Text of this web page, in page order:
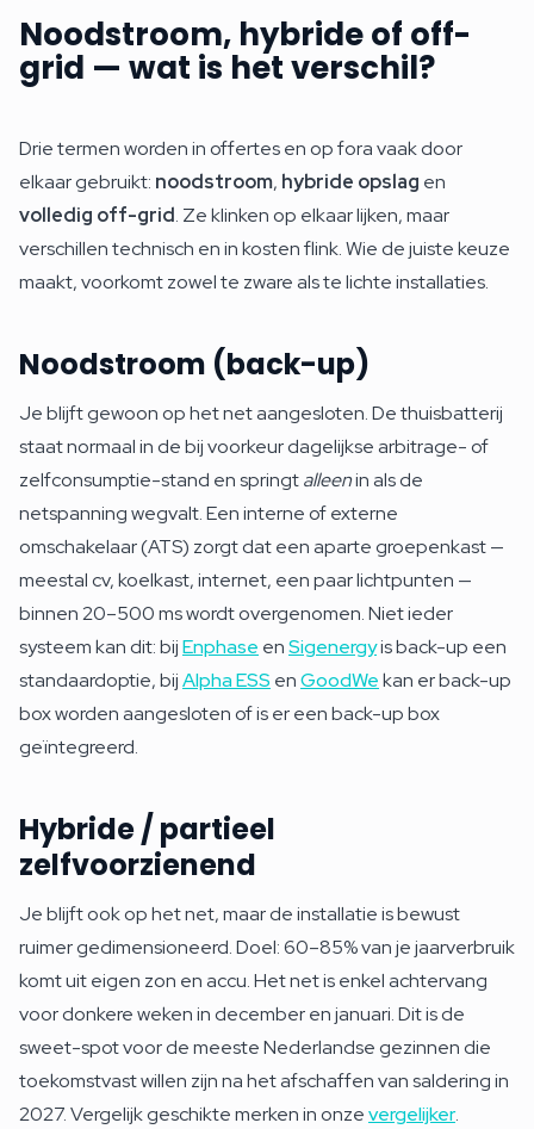
Noodstroom, hybride of off-
grid — wat is het verschil?
Drie termen worden in offertes en op fora vaak door
elkaar gebruikt: noodstroom, hybride opslag en
volledig off-grid. Ze klinken op elkaar lijken, maar
verschillen technisch en in kosten flink. Wie de juiste keuze
maakt, voorkomt zowel te zware als te lichte installaties.
Noodstroom (back-up)
Je blijft gewoon op het net aangesloten. De thuisbatterij
staat normaal in de bij voorkeur dagelijkse arbitrage- of
zelfconsumptie-stand en springtalleenin als de
netspanning wegvalt. Een interne of externe
omschakelaar (ATS) zorgt dat een aparte groepenkast —
meestal cv, koelkast, internet, een paar lichtpunten —
binnen 20–500 ms wordt overgenomen. Niet ieder
systeem kan dit: bijEnphase enSigenergyis back-up een
standaardoptie, bijAlpha ESS enGoodWekan er back-up
box worden aangesloten of is er een back-up box
geïntegreerd.
Hybride / partieel
zelfvoorzienend
Je blijft ook op het net, maar de installatie is bewust
ruimer gedimensioneerd. Doel: 60–85% van je jaarverbruik
komt uit eigen zon en accu. Het net is enkel achtervang
voor donkere weken in december en januari. Dit is de
sweet-spot voor de meeste Nederlandse gezinnen die
toekomstvast willen zijn na het afschaffen van saldering in
2027. Vergelijk geschikte merken in onzevergelijker.